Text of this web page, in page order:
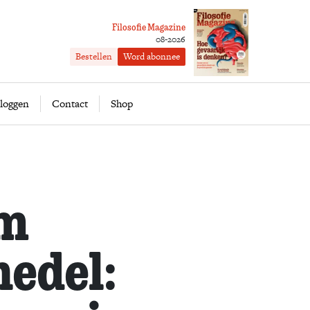
Filosofie Magazine
08-2026
Bestellen Word abonnee
Contact Shop
Word abonnee